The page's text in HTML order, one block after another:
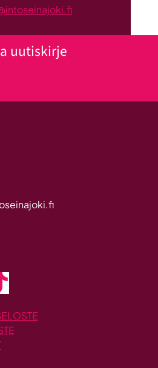
uutiskirje